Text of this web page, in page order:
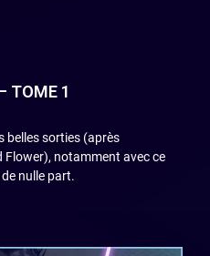
TOME 1
belles sorties (après
Flower), notamment avec ce
nulle part.